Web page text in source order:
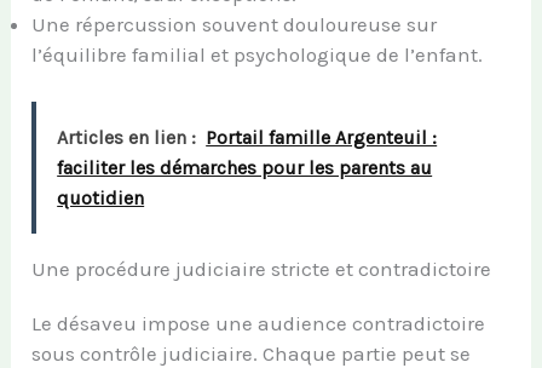
Une répercussion souvent douloureuse sur
l’équilibre familial et psychologique de l’enfant.
Articles en lien : Portail famille Argenteuil :
faciliter les démarches pour les parents au
quotidien
Une procédure judiciaire stricte et contradictoire
Le désaveu impose une audience contradictoire
sous contrôle judiciaire. Chaque partie peut se